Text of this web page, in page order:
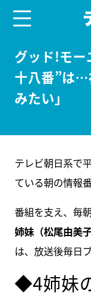
グッド!モー
十八番”は…
みたい」
テレビ朝日系で
ている朝の情報
番組を支え、毎
姉妹（松尾由美
は、放送後毎日
◆4姉妹